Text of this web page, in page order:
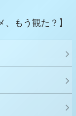
もう観た？】